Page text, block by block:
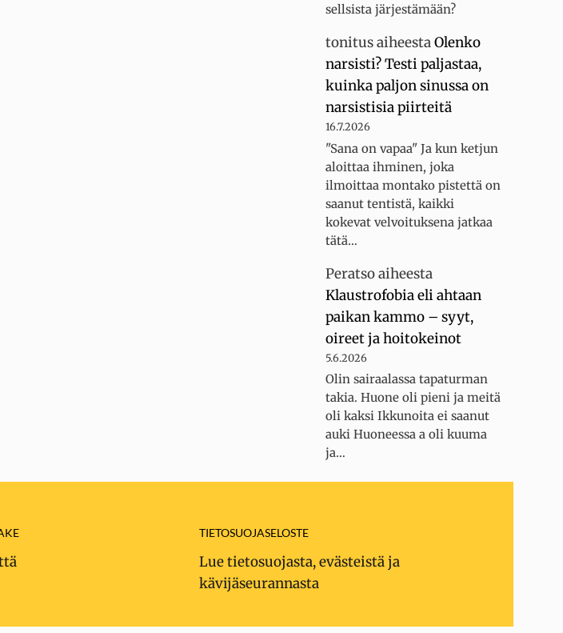
sellsista järjestämään?
tonitusaiheestaOlenko
narsisti? Testi paljastaa,
kuinka paljon sinussa on
narsistisia piirteitä
16.7.2026
"Sana on vapaa" Ja kun ketjun
aloittaa ihminen, joka
ilmoittaa montako pistettä on
saanut tentistä, kaikki
kokevat velvoituksena jatkaa
tätä…
Peratsoaiheesta
Klaustrofobia eli ahtaan
paikan kammo – syyt,
oireet ja hoitokeinot
5.6.2026
Olin sairaalassa tapaturman
takia. Huone oli pieni ja meitä
oli kaksi Ikkunoita ei saanut
auki Huoneessa a oli kuuma
ja…
TIETOSUOJASELOSTE
Lue tietosuojasta, evästeistä ja
kävijäseurannasta